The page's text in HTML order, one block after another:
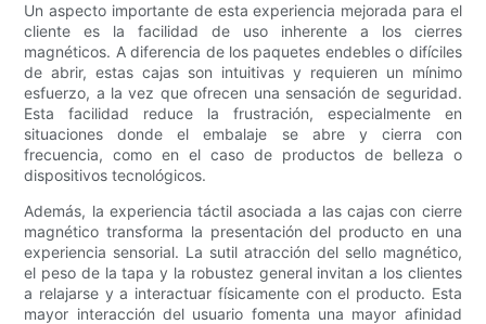
Un aspecto importante de esta experiencia mejorada para el
cliente es la facilidad de uso inherente a los cierres
magnéticos. A diferencia de los paquetes endebles o difíciles
de abrir, estas cajas son intuitivas y requieren un mínimo
esfuerzo, a la vez que ofrecen una sensación de seguridad.
Esta facilidad reduce la frustración, especialmente en
situaciones donde el embalaje se abre y cierra con
frecuencia, como en el caso de productos de belleza o
dispositivos tecnológicos.
Además, la experiencia táctil asociada a las cajas con cierre
magnético transforma la presentación del producto en una
experiencia sensorial. La sutil atracción del sello magnético,
el peso de la tapa y la robustez general invitan a los clientes
a relajarse y a interactuar físicamente con el producto. Esta
mayor interacción del usuario fomenta una mayor afinidad